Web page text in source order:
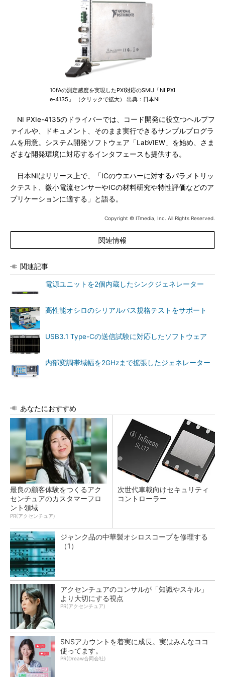
10fAの測定感度を実現したPXI対応のSMU「NI PXI
e-4135」 （クリックで拡大） 出典：日本NI
NI PXIe-4135のドライバーでは、コード開発に役立つヘルプフ
ァイルや、ドキュメント、そのまま実行できるサンプルプログラ
ムを用意。システム開発ソフトウェア「LabVIEW」を始め、さま
ざまな開発環境に対応するインタフェースも提供する。
日本NIはリリース上で、「ICのウエハーに対するパラメトリッ
クテスト、微小電流センサーやICの材料研究や特性評価などのア
プリケーションに適する」と語る。
Copyright © ITmedia, Inc. All Rights Reserved.
関連情報
関連記事
電源ユニットを2個内蔵したシンクジェネレーター
高性能オシロのシリアルバス規格テストをサポート
USB3.1 Type-Cの送信試験に対応したソフトウェア
内部変調帯域幅を2GHzまで拡張したジェネレーター
あなたにおすすめ
最良の顧客体験をつくるアク
センチュアのカスタマーフロ
ント領域
PR(アクセンチュア)
次世代車載向けセキュリティ
コントローラー
ジャンク品の中華製オシロスコープを修理する
（1）
アクセンチュアのコンサルが「知識やスキル」
より大切にする視点
PR(アクセンチュア)
SNSアカウントを着実に成長。実はみんなココ
使ってます。
PR(Dreaw合同会社)